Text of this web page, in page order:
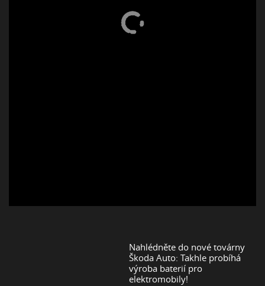
Nahlédněte do nové továrny
Škoda Auto: Takhle probíhá
výroba baterií pro
elektromobily!